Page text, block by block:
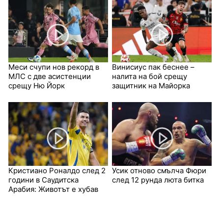
Меси счупи нов рекорд в
МЛС с две асистенции
срещу Ню Йорк
Винисиус пак беснее –
налита на бой срещу
защитник на Майорка
Кристиано Роналдо след 2
години в Саудитска
Арабия: Животът е хубав
Усик отново смълча Фюри
след 12 рунда люта битка